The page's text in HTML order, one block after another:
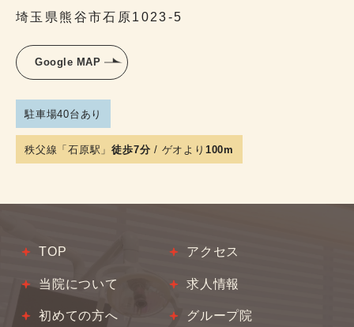
埼玉県熊谷市石原1023-5
Google MAP
駐車場40台あり
秩父線「石原駅」徒歩7分 / ゲオより 100m
TOP
当院について
初めての方へ
アクセス
求人情報
グループ院